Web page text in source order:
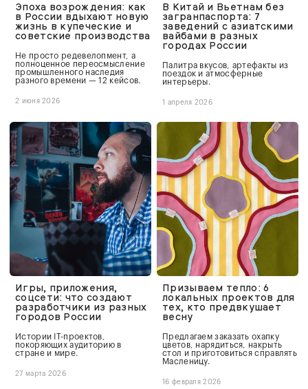
Эпоха возрождения: как
в России вдыхают новую
жизнь в купеческие и
советские производства
Не просто редевелопмент, а
полноценное переосмысление
промышленного наследия
разного времени — 12 кейсов.
2 июня 2026
В Китай и Вьетнам без
загранпаспорта: 7
заведений с азиатскими
вайбами в разных
городах России
Палитра вкусов, артефакты из
поездок и атмосферные
интерьеры.
1 апреля 2026
Игры, приложения,
соцсети: что создают
разработчики из разных
городов России
Истории IT-проектов,
покоряющих аудиторию в
стране и мире.
27 марта 2026
Призываем тепло: 6
локальных проектов для
тех, кто предвкушает
весну
Предлагаем заказать охапку
цветов, нарядиться, накрыть
стол и приготовиться справлять
Масленицу.
16 февраля 2026